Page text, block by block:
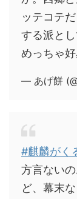
ッテコテ
する派と
めっちゃ好
— あげ餅
#麒麟がく
方言ない
ど、幕末